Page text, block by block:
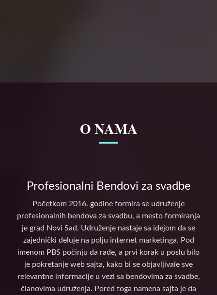
O NAMA
Profesionalni Bendovi za svadbe
Početkom 2016. godine formira se udruženje
profesionalnih bendova za svadbu, a mesto formiranja
je grad Novi Sad. Udruženje nastaje sa idejom da se
zajednički deluje na polju internet marketinga. Pod
imenom PBS počinju da rade, a prvi korak u poslu bilo
je pokretanje web sajta, kako bi se objavljivale sve
relevantne informacije u vezi sa bendovima za svadbe,
članovima udruženja. Pored toga namena sajta je da